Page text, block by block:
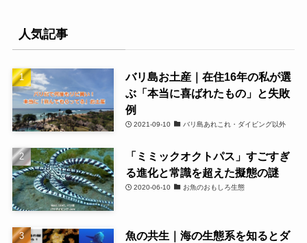
人気記事
バリ島お土産｜在住16年の私が選
ぶ「本当に喜ばれたもの」と失敗
例
2021-09-10 バリ島あれこれ・ダイビング以外
「ミミックオクトパス」すごすぎ
る進化と常識を超えた擬態の謎
2020-06-10 お魚のおもしろ生態
魚の共生｜海の生態系を知るとダ